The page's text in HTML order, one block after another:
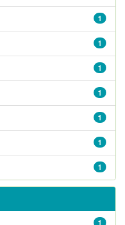
1
1
1
1
1
1
1
1